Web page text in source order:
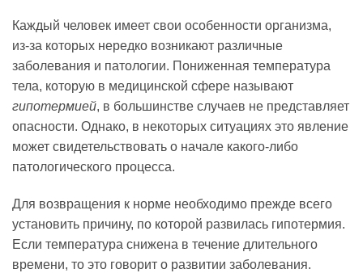
Каждый человек имеет свои особенности организма,
из-за которых нередко возникают различные
заболевания и патологии. Пониженная температура
тела, которую в медицинской сфере называют
гипотермией, в большинстве случаев не представляет
опасности. Однако, в некоторых ситуациях это явление
может свидетельствовать о начале какого-либо
патологического процесса.
Для возвращения к норме необходимо прежде всего
установить причину, по которой развилась гипотермия.
Если температура снижена в течение длительного
времени, то это говорит о развитии заболевания.